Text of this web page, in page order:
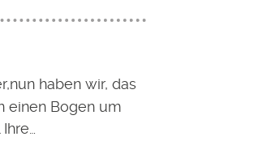
haben wir, das
einen Bogen um